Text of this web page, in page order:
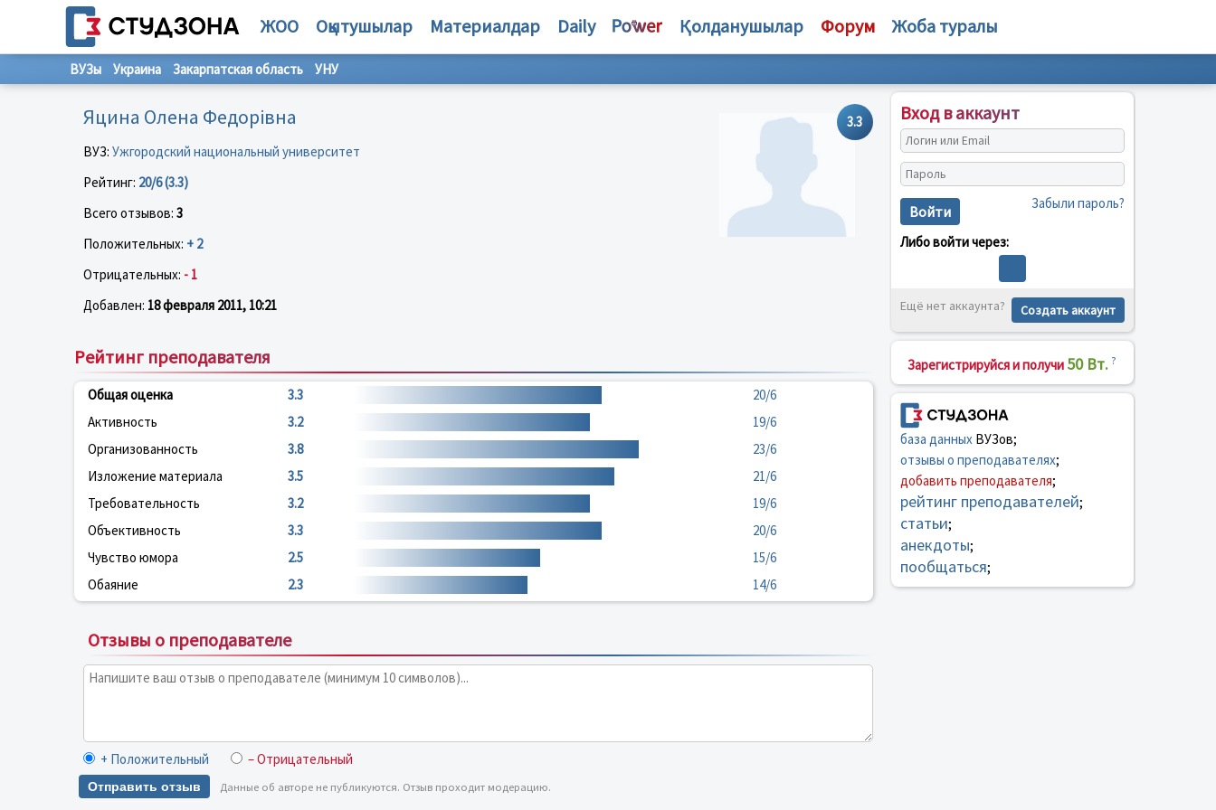
ЖОО Оқытушылар Материалдар Daily Қолданушылар Форум Жоба туралы
ВУЗы Украина Закарпатская область УНУ
3.3
Яцина Олена Федорівна
ВУЗ: Ужгородский национальный университет
Рейтинг: 20/6 (3.3)
Всего отзывов: 3
Положительных: + 2
Отрицательных: - 1
Добавлен: 18 февраля 2011, 10:21
Рейтинг преподавателя
Общая оценка 3.3
20/6
Активность
3.2
19/6
Организованность
3.8
23/6
Изложение материала
3.5
21/6
Требовательность
3.2
19/6
Объективность
3.3
20/6
Чувство юмора
2.5
15/6
Обаяние
2.3 14/6
Отзывы о преподавателе
+ Положительный – Отрицательный
Отправить отзыв Данные об авторе не публикуются. Отзыв проходит модерацию.
Вход в аккаунт
Войти Забыли пароль?
Либо войти через:
Ещё нет аккаунта? Создать аккаунт
Зарегистрируйся и получи 50 Вт. ?
база данныхВУЗов;
отзывы о преподавателях;
добавить преподавателя;
рейтинг преподавателей;
статьи;
анекдоты;
пообщаться;